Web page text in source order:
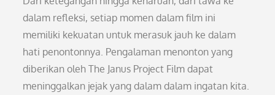
dalam refleksi, setiap momen dalam film ini
memiliki kekuatan untuk merasuk jauh ke dalam
hati penontonnya. Pengalaman menonton yang
diberikan oleh The Janus Project Film dapat
meninggalkan jejak yang dalam dalam ingatan kita.